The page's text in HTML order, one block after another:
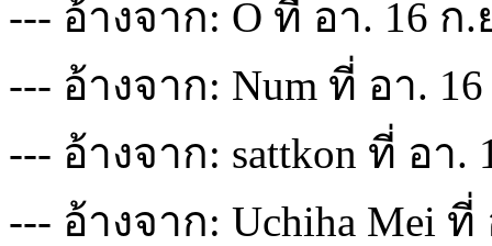
--- อ้างจาก: O ที่ อา. 16 ก.
--- อ้างจาก: Num ที่ อา.
--- อ้างจาก: sattkon ที่ อา.
--- อ้างจาก: Uchiha Mei ที่